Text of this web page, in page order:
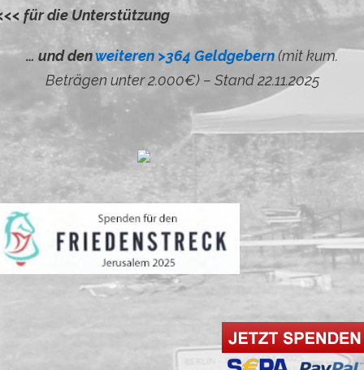
für die Unterstützung
… und denweiteren >364 Geldgebern(mit kum.
Beträgen unter 2.000€) – Stand 22.11.2025